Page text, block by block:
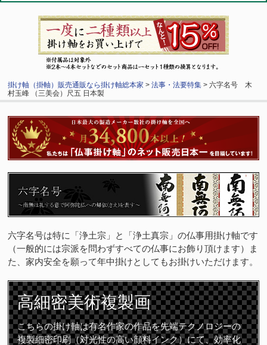
掛け軸（掛軸）販売通販なら掛け軸総本家 >法事・法要特集 > 六字名号 木
村玉峰 （三美会）尺五 日本製
六字名号は特に「浄土宗」と「浄土真宗」の仏事用掛け軸です
（一般的には宗派を問わずすべての仏事にお飾り頂けます）ま
た、家内安全を願って年中掛けとしてもお掛けいただけます。
高細密美術複製画
こちらの掛け軸は有名作家の作品を先端テクノロジーの
複製細密印刷（対光性の高い顔料インク）にて、効率化